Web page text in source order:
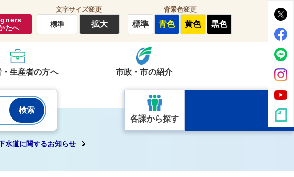
・行政
たへ
文字サイズ変更
標準 拡大
背景色変更
標準 青色 黄色 黒色
生産者の方へ 市政・市の紹介
各課から探す
下水道に関するお知らせ